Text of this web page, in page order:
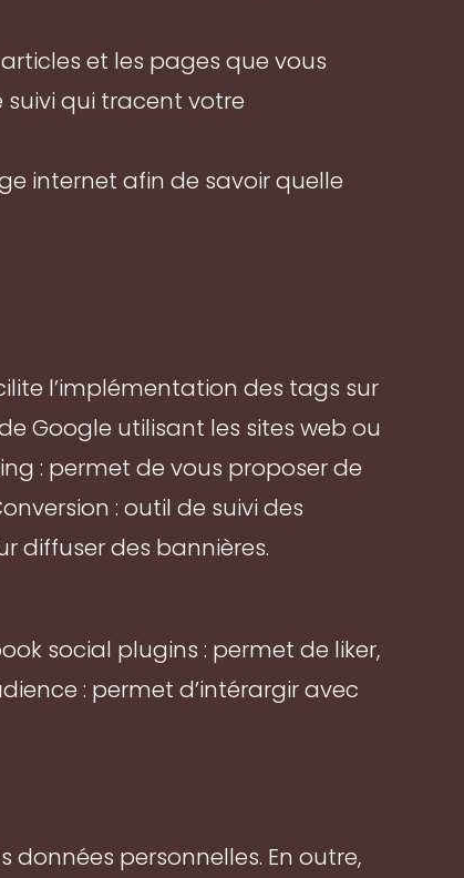
et les pages que vous
qui tracent votre
internet afin de savoir quelle
l’implémentation des tags sur
Google utilisant les sites web ou
: permet de vous proposer de
: outil de suivi des
diffuser des bannières.
social plugins : permet de liker,
: permet d’intérargir avec
données personnelles. En outre,